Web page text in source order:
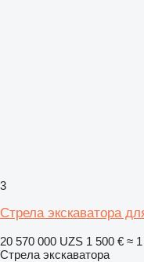
3
Стрела экскаватора
20 570 000 UZS 1 500 € ≈
Стрела экскаватора